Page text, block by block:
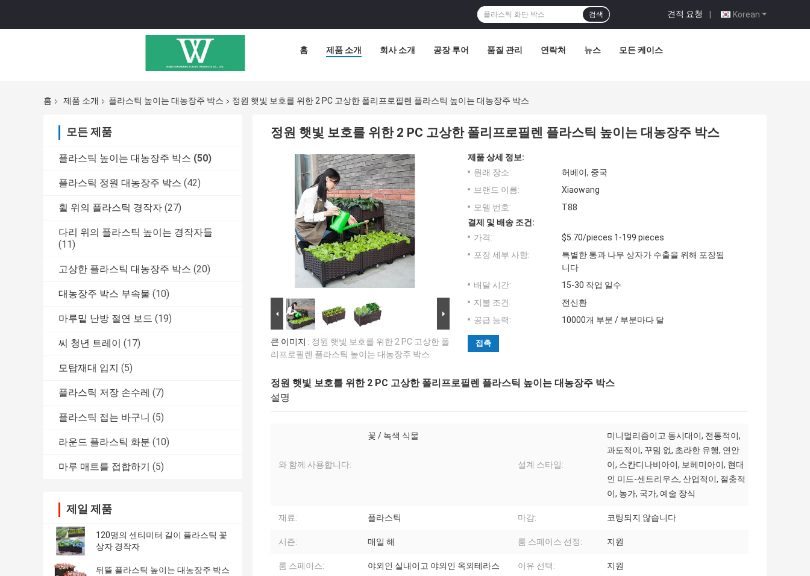
Korean
견적 요청 |
검색
홈 제품 소개 회사 소개 공장 투어 품질 관리 연락처 뉴스 모든 케이스
홈 제품 소개 플라스틱 높이는 대농장주 박스 정원 햇빛 보호를 위한 2 PC 고상한 폴리프로필렌 플라스틱 높이는 대농장주 박스
모든 제품
플라스틱 높이는 대농장주 박스 (50)
플라스틱 정원 대농장주 박스 (42)
휠 위의 플라스틱 경작자 (27)
다리 위의 플라스틱 높이는 경작자들
(11)
고상한 플라스틱 대농장주 박스 (20)
대농장주 박스 부속물 (10)
마루밑 난방 절연 보드 (19)
씨 청년 트레이 (17)
모탑재대 입지 (5)
플라스틱 저장 손수레 (7)
플라스틱 접는 바구니 (5)
라운드 플라스틱 화분 (10)
마루 매트를 접합하기 (5)
제일 제품
120명의 센티미터 길이 플라스틱 꽃
상자 경작자
뒤뜰 플라스틱 높이는 대농장주 박스
정원 햇빛 보호를 위한 2 PC 고상한 폴리프로필렌 플라스틱 높이는 대농장주 박스
큰 이미지 : 정원 햇빛 보호를 위한 2 PC 고상한 폴
리프로필렌 플라스틱 높이는 대농장주 박스
제품 상세 정보:
원래 장소:
허베이, 중국
브랜드 이름:
Xiaowang
모델 번호:
T88
결제 및 배송 조건:
가격:
$5.70/pieces 1-199 pieces
포장 세부 사항:
특별한 통과 나무 상자가 수출을 위해 포장됩
니다
배달 시간:
15-30 작업 일수
지불 조건:
전신환
공급 능력:
10000개 부분 / 부분마다 달
접촉
정원 햇빛 보호를 위한 2 PC 고상한 폴리프로필렌 플라스틱 높이는 대농장주 박스
설명
와 함께 사용합니다:
꽃 / 녹색 식물
설계 스타일:
미니멀리즘이고 동시대이, 전통적이,
과도적이, 꾸밈 없, 초라한 유행, 연안
이, 스칸디나비아이, 보헤미아이, 현대
인 미드-센트리우스, 산업적이, 절충적
이, 농가, 국가, 예술 장식
재료: 플라스틱 마감: 코팅되지 않습니다
시즌: 매일 해 룸 스페이스 선정: 지원
룸 스페이스: 야외인 실내이고 야외인 옥외테라스 이유 선택: 지원